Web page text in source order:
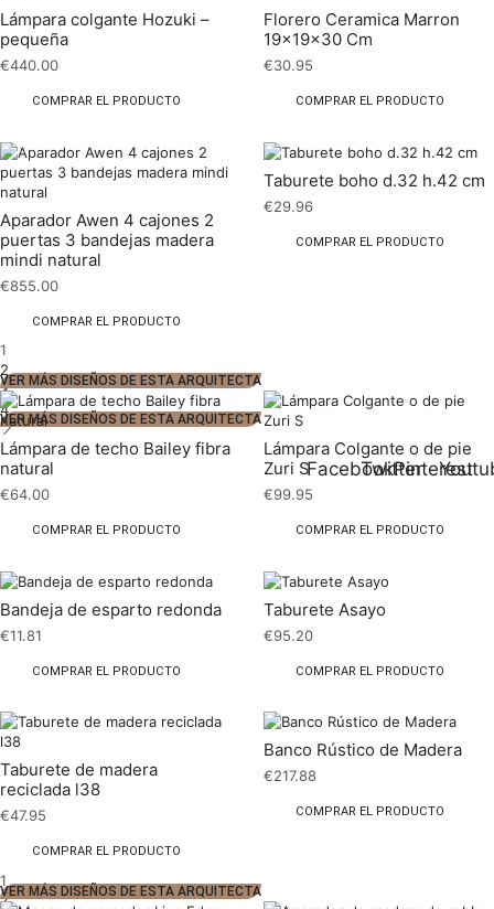
Lámpara colgante Hozuki –
pequeña
€440.00
COMPRAR EL PRODUCTO
Florero Ceramica Marron
19x19x30 Cm
€30.95
COMPRAR EL PRODUCTO
Aparador Awen 4 cajones 2
puertas 3 bandejas madera
mindi natural
€855.00
COMPRAR EL PRODUCTO
Taburete boho d.32 h.42 cm
€29.96
COMPRAR EL PRODUCTO
1
2
3
4
FacebookTwitterPinterest
VER MÁS DISEÑOS DE ESTA ARQUITECTA
VER MÁS DISEÑOS DE ESTA ARQUITECTA
Lámpara de techo Bailey fibra
natural
€64.00
COMPRAR EL PRODUCTO
Lámpara Colgante o de pie
Zuri S
€99.95
COMPRAR EL PRODUCTO
Bandeja de esparto redonda
€11.81
COMPRAR EL PRODUCTO
Taburete Asayo
€95.20
COMPRAR EL PRODUCTO
Taburete de madera
reciclada l38
€47.95
COMPRAR EL PRODUCTO
Banco Rústico de Madera
€217.88
COMPRAR EL PRODUCTO
1
2
VER MÁS DISEÑOS DE ESTA ARQUITECTA